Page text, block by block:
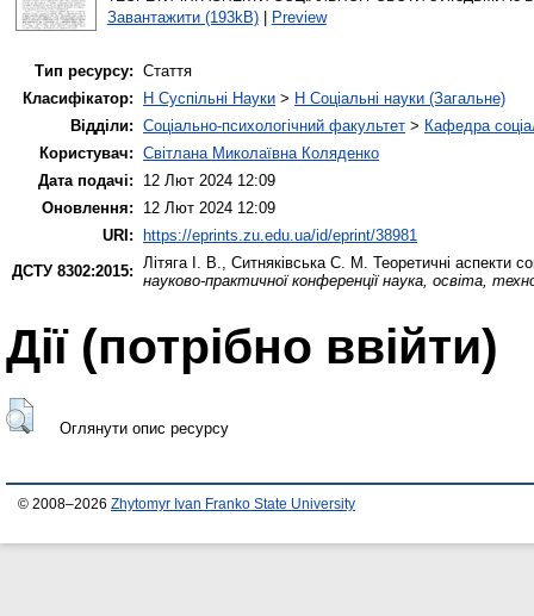
Завантажити (193kB)| Preview
Тип ресурсу: Стаття
Класифікатор:
H Суспільні Науки > H Соціальні науки (Загальне)
Відділи: Соціально-психологічний факультет > Кафедра
Користувач: Світлана Миколаївна Коляденко
Дата подачі:
12 Лют 2024 12:09
Оновлення:
12 Лют 2024 12:09
URI:
https://eprints.zu.edu.ua/id/eprint/38981
ДСТУ 8302:2015: Літяга І. В., Ситняківська С. М. Теоретичні аспекти
науково-практичної конференції наука, освіта,
Дії ​​(потрібно ввійти)
Оглянути опис ресурсу
© 2008–2026 Zhytomyr Ivan Franko State University